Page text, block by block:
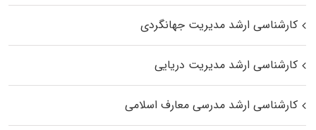
کارشناسی ارشد مدیریت جهانگردی
کارشناسی ارشد مدیریت دریایی
کارشناسی ارشد مدرسی معارف اسلامی